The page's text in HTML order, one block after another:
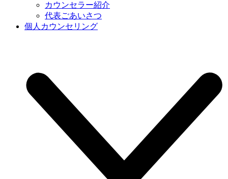
カウンセラー紹介
代表ごあいさつ
個人カウンセリング